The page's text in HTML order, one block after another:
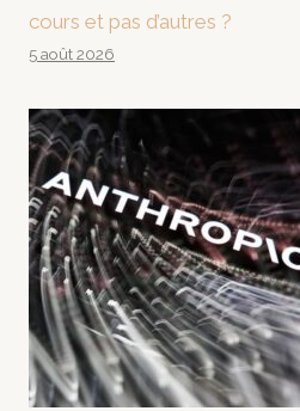
cours et pas d’autres ?
5 août 2026